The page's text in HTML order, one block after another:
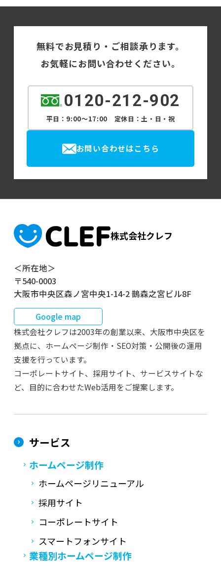
無料でお見積り・ご相談承ります。
お気軽にお問い合わせください。
0120-212-902
平日：9:00～17:00 定休日：土・日・祝
お問い合わせはこちら
株式会社クレフ
＜所在地＞
〒540-0003
大阪市中央区森ノ宮中央1-14-2 鵲森之宮ビル8F
Google map
株式会社クレフは2003年の創業以来、大阪市中央区を
拠点に、ホームページ制作・SEO対策・公開後の運用
支援を行っています。
コーポレートサイト、採用サイト、サービスサイトな
ど、目的に合わせたWeb活用をご提案します。
サービス
ホームページ制作
ホームページリニューアル
採用サイト
コーポレートサイト
スマートフォンサイト
業種別ホームページ制作